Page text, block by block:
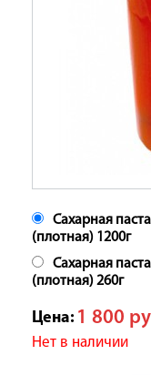
Сахарная
(плотная) 1200г
Сахарная
(плотная) 260г
Цена: 1 800
Нет в наличии